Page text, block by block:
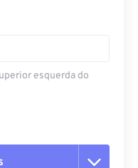
esquerda do